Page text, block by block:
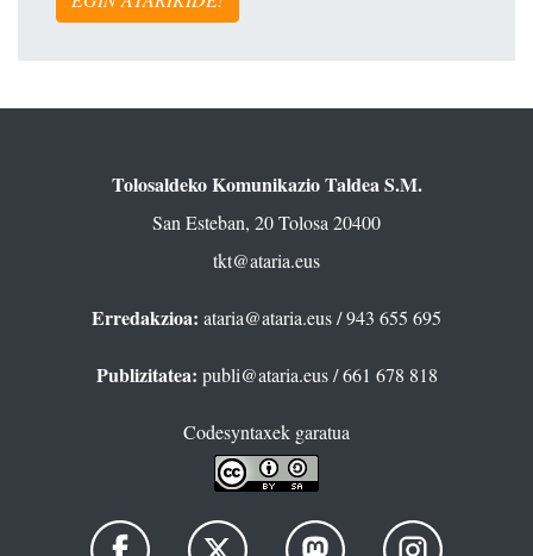
Tolosaldeko Komunikazio Taldea S.M.
San Esteban, 20 Tolosa 20400
tkt@ataria.eus
Erredakzioa: ataria@ataria.eus/ 943 655 695
Publizitatea: publi@ataria.eus/ 661 678 818
Codesyntaxek garatua